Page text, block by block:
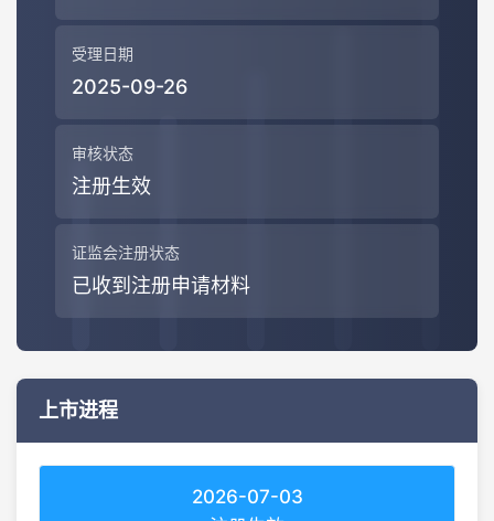
受理日期
2025-09-26
审核状态
注册生效
证监会注册状态
已收到注册申请材料
上市进程
2026-07-03